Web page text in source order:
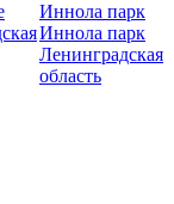
Иннола парк
Ленинградская
область